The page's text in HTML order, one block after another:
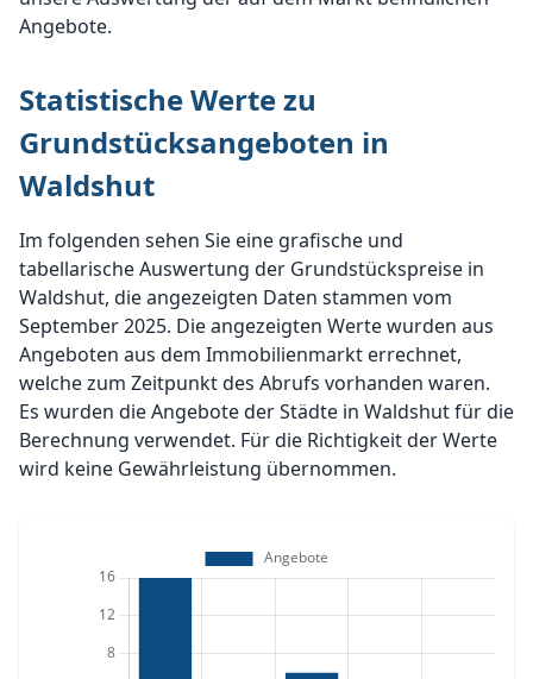
Angebote.
Statistische Werte zu
Grundstücksangeboten in
Waldshut
Im folgenden sehen Sie eine grafische und
tabellarische Auswertung der Grundstückspreise in
Waldshut, die angezeigten Daten stammen vom
September 2025. Die angezeigten Werte wurden aus
Angeboten aus dem Immobilienmarkt errechnet,
welche zum Zeitpunkt des Abrufs vorhanden waren.
Es wurden die Angebote der Städte in Waldshut für die
Berechnung verwendet. Für die Richtigkeit der Werte
wird keine Gewährleistung übernommen.